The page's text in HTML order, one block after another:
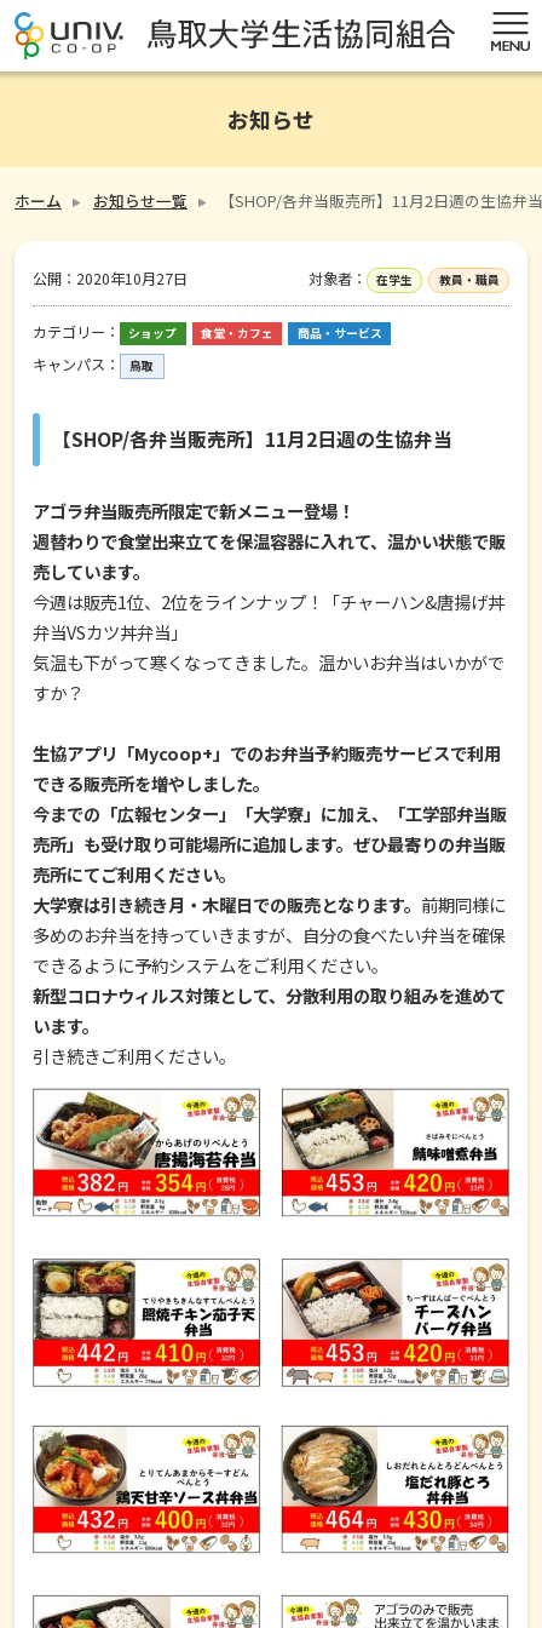
お知らせ
ホーム お知らせ一覧 【SHOP/各弁当販売所】11月2日週の生協弁当
公開： 2020年10月27日 対象者： 在学生 教員・職員
カテゴリー： ショップ 食堂・カフェ 商品・サービス
キャンパス： 鳥取
【SHOP/各弁当販売所】11月2日週の生協弁当
アゴラ弁当販売所限定で新メニュー登場！
週替わりで食堂出来立てを保温容器に入れて、温かい状態で販
売しています。
今週は販売1位、2位をラインナップ！「チャーハン&唐揚げ丼
弁当VSカツ丼弁当」
気温も下がって寒くなってきました。温かいお弁当はいかがで
すか？
生協アプリ「Mycoop+」でのお弁当予約販売サービスで利用
できる販売所を増やしました。
今までの「広報センター」「大学寮」に加え、「工学部弁当販
売所」も受け取り可能場所に追加します。ぜひ最寄りの弁当販
売所にてご利用ください。
大学寮は引き続き月・木曜日での販売となります。 前期同様に
多めのお弁当を持っていきますが、自分の食べたい弁当を確保
できるように予約システムをご利用ください。
新型コロナウィルス対策として、分散利用の取り組みを進めて
います。
引き続きご利用ください。